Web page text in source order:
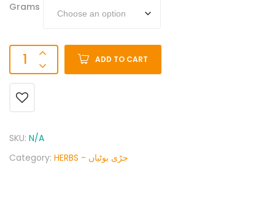
Grams
ADD TO CART
SKU: N/A
Category:
HERBS - جڑی بوٹیاں